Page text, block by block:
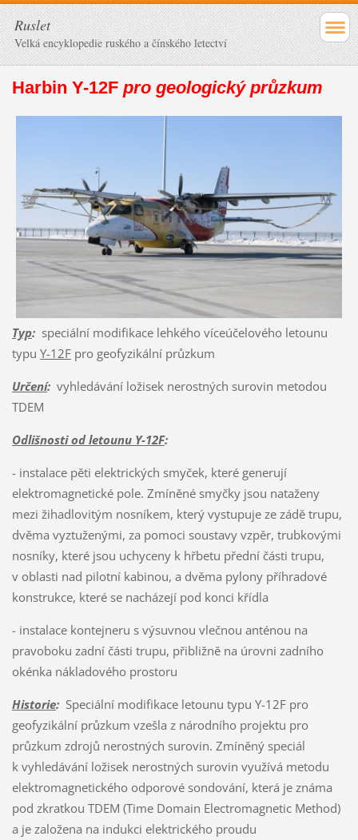
Ruslet
Velká encyklopedie ruského a čínského letectví
Harbin Y-12F pro geologický průzkum
Typ:speciální modifikace lehkého víceúčelového letounu
typu Y-12Fpro geofyzikální průzkum
Určení:vyhledávání ložisek nerostných surovin metodou
TDEM
Odlišnosti od letounu Y-12F:
- instalace pěti elektrických smyček, které generují
elektromagnetické pole. Zmíněné smyčky jsou nataženy
mezi žihadlovitým nosníkem, který vystupuje ze zádě trupu,
dvěma vyztuženými, za pomoci soustavy vzpěr, trubkovými
nosníky, které jsou uchyceny k hřbetu přední části trupu,
v oblasti nad pilotní kabinou, a dvěma pylony příhradové
konstrukce, které se nacházejí pod konci křídla
- instalace kontejneru s výsuvnou vlečnou anténou na
pravoboku zadní části trupu, přibližně na úrovni zadního
okénka nákladového prostoru
Historie:Speciální modifikace letounu typu Y-12F pro
geofyzikální průzkum vzešla z národního projektu pro
průzkum zdrojů nerostných surovin. Zmíněný speciál
k vyhledávání ložisek nerostných surovin využívá metodu
elektromagnetického odporové sondování, která je známa
pod zkratkou TDEM (Time Domain Electromagnetic Method)
a je založena na indukci elektrického proudu